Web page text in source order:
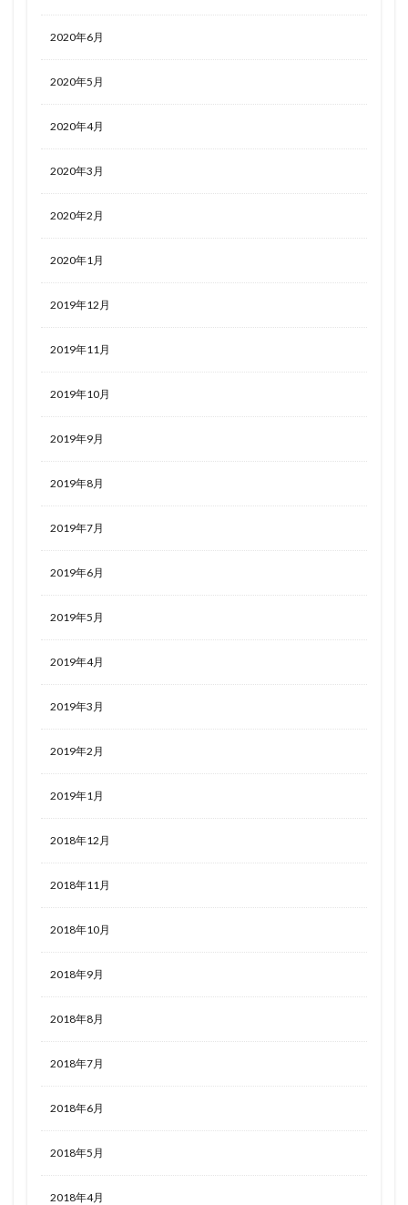
2020年6月
2020年5月
2020年4月
2020年3月
2020年2月
2020年1月
2019年12月
2019年11月
2019年10月
2019年9月
2019年8月
2019年7月
2019年6月
2019年5月
2019年4月
2019年3月
2019年2月
2019年1月
2018年12月
2018年11月
2018年10月
2018年9月
2018年8月
2018年7月
2018年6月
2018年5月
2018年4月